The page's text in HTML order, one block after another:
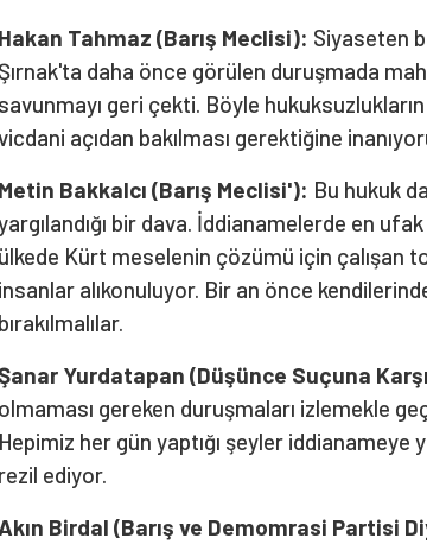
Hakan Tahmaz (Barış Meclisi): Siyaseten
Şırnak'ta daha önce görülen duruşmada
savunmayı geri çekti. Böyle
açıdan bakılması gerektiğine
Metin Bakkalcı (Barış Meclisi'): Bu hukuk
bir dava. İddianamelerde en
ülkede Kürt meselenin çözümü için çalışan
insanlar alıkonuluyor. Bir an önce
bırakılmalılar.
Yurdatapan (Düşünce Suçuna
olmaması gereken duruşmaları izlemekle
Hepimiz her gün yaptığı şeyler iddianameye
rezil ediyor.
Akın Birdal (Barış ve Demomrasi Partisi